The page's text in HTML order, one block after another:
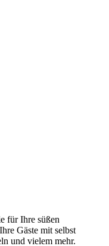
für Ihre süßen
Gäste mit selbst
und vielem mehr.